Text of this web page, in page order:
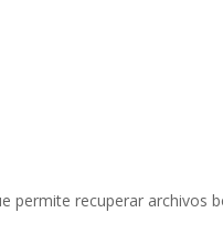
permite recuperar archivos